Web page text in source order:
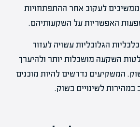
לעקוב אחר ההתפתחויות
האפשריות על השקעותיהם.
הגלובליות עשויה לעזור
השקעה מושכלות יותר ולהיערך
המשקיעים נדרשים להיות מוכנים
במהירות לשינויים בשוק.